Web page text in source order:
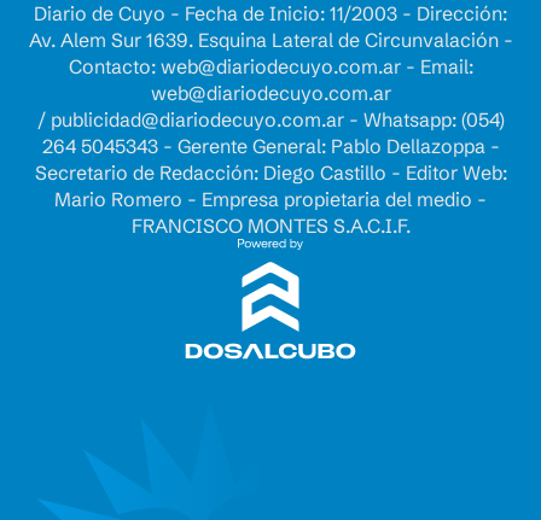
Diario de Cuyo - Fecha de Inicio: 11/2003 - Dirección:
Av. Alem Sur 1639. Esquina Lateral de Circunvalación -
Contacto: web@diariodecuyo.com.ar- Email:
web@diariodecuyo.com.ar
/ publicidad@diariodecuyo.com.ar- Whatsapp: (054)
264 5045343 - Gerente General: Pablo Dellazoppa -
Secretario de Redacción: Diego Castillo - Editor Web:
Mario Romero - Empresa propietaria del medio -
FRANCISCO MONTES S.A.C.I.F.